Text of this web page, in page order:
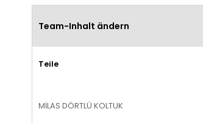
Team-Inhalt ändern
Teile
MİLAS DÖRTLÜ KOLTUK